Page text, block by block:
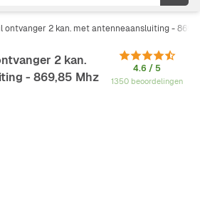
ontvanger 2 kan. met antenneaansluiting -
2 kan.
- 869,85 Mhz
4.6 / 5
1350 beoordelingen